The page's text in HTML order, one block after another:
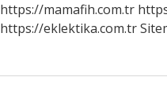
https://mamafih.com.tr
https://eklektika.com.tr